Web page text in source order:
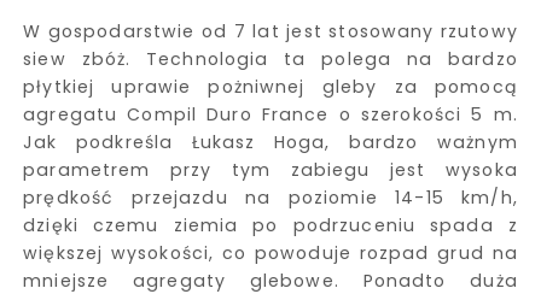
W gospodarstwie od 7 lat jest stosowany rzutowy
siew zbóż. Technologia ta polega na bardzo
płytkiej uprawie pożniwnej gleby za pomocą
agregatu Compil Duro France o szerokości 5 m.
Jak podkreśla Łukasz Hoga, bardzo ważnym
parametrem przy tym zabiegu jest wysoka
prędkość przejazdu na poziomie 14-15 km/h,
dzięki czemu ziemia po podrzuceniu spada z
większej wysokości, co powoduje rozpad grud na
mniejsze agregaty glebowe. Ponadto duża